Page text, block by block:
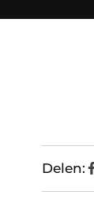
Delen: